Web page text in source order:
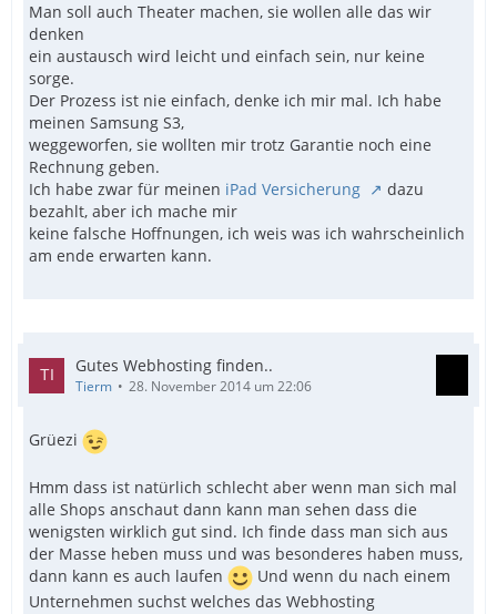
Man soll auch Theater machen, sie wollen alle das wir
denken
ein austausch wird leicht und einfach sein, nur keine
sorge.
Der Prozess ist nie einfach, denke ich mir mal. Ich habe
meinen Samsung S3,
weggeworfen, sie wollten mir trotz Garantie noch eine
Rechnung geben.
Ich habe zwar für meinen iPad Versicherung
dazu
bezahlt, aber ich mache mir
keine falsche Hoffnungen, ich weis was ich wahrscheinlich
am ende erwarten kann.
Gutes Webhosting finden..
Tierm 28. November 2014 um 22:06
Grüezi
Hmm dass ist natürlich schlecht aber wenn man sich mal
alle Shops anschaut dann kann man sehen dass die
wenigsten wirklich gut sind. Ich finde dass man sich aus
der Masse heben muss und was besonderes haben muss,
dann kann es auch laufen
Und wenn du nach einem
Unternehmen suchst welches das Webhosting